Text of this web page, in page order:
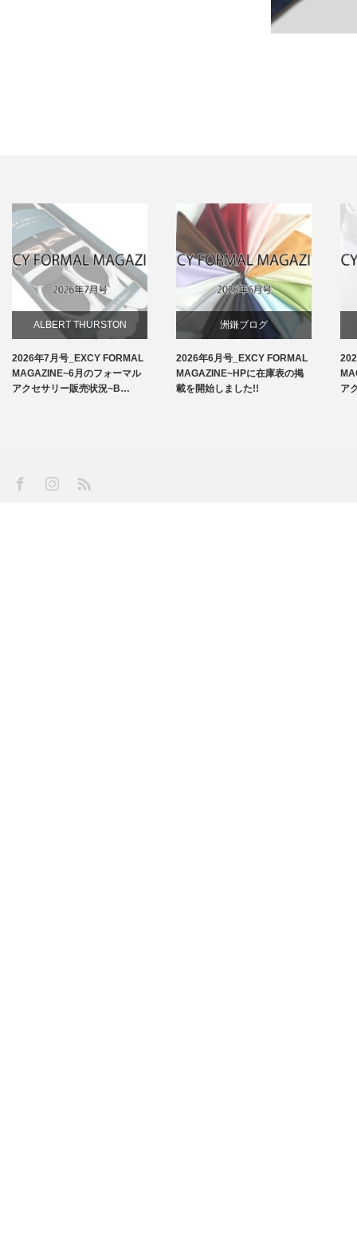
ALBERT THURSTON
お知らせ
2026年7月号_EXCY FORMAL
MAGAZINE~6月のフォーマル
アクセサリー販売状況~B…
洲鎌ブログ
2026年6月号_EXCY FORMAL
MAGAZINE~HPに在庫表の掲
載を開始しました!!
ア
FacebookInstagram